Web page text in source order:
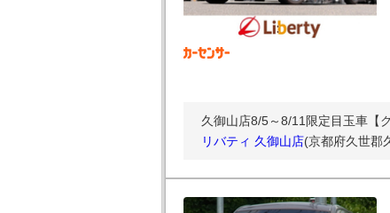
久御山店8/5～8/11限定目玉車【
リバティ 久御山店(京都府久世郡